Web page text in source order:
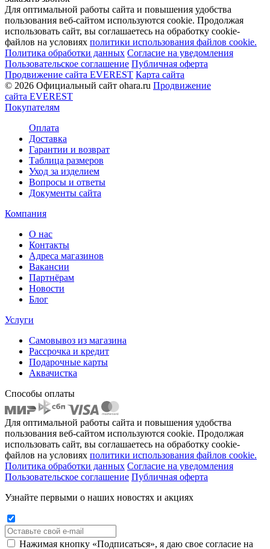
Для оптимальной работы сайта и повышения удобства
пользования веб-сайтом используются cookie. Продолжая
использовать сайт, вы соглашаетесь на обработку cookie-
файлов на условиях политики использования файлов cookie.
Политика обработки данных Согласие на уведомления
Пользовательское соглашение Публичная оферта
Продвижение сайта EVEREST Карта сайта
© 2026 Официальный сайт ohara.ru Продвижение
сайта EVEREST
Покупателям
Оплата
Доставка
Гарантии и возврат
Таблица размеров
Уход за изделием
Вопросы и ответы
Документы сайта
Компания
О нас
Контакты
Адреса магазинов
Вакансии
Партнёрам
Новости
Блог
Услуги
Самовывоз из магазина
Рассрочка и кредит
Подарочные карты
Аквачистка
Способы оплаты
Для оптимальной работы сайта и повышения удобства
пользования веб-сайтом используются cookie. Продолжая
использовать сайт, вы соглашаетесь на обработку cookie-
файлов на условиях политики использования файлов cookie.
Политика обработки данных Согласие на уведомления
Пользовательское соглашение Публичная оферта
Узнайте первыми о наших новостях и акциях
Нажимая кнопку «Подписаться», я даю свое согласие на